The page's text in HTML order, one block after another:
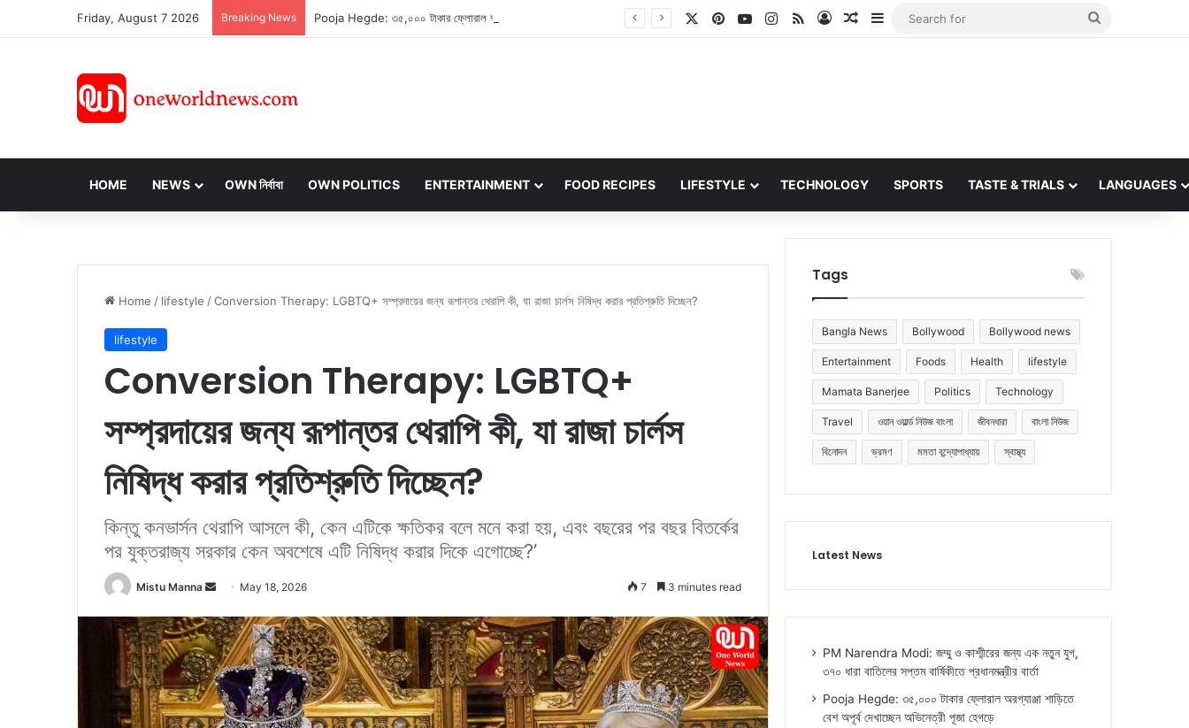
Friday, August 7 2026 Breaking News PinterestYouTubeInstagram
RSS Log InRandom Article
Sidebar
HOME NEWS OWN নির্বাবা OWN POLITICS ENTERTAINMENT FOOD RECIPES LIFESTYLE TECHNOLOGY SPORTS TASTE & TRIALS LANGUAGES
Home / lifestyle /Conversion Therapy: LGBTQ+ সম্প্রদায়ের জন্য রূপান্তর থেরাপি কী, যা রাজা চার্লস নিষিদ্ধ করার প্রতিশ্রুতি দিচ্ছেন?
lifestyle
Conversion Therapy: LGBTQ+
সম্প্রদায়ের জন্য রূপান্তর থেরাপি কী, যা রাজা চার্লস
নিষিদ্ধ করার প্রতিশ্রুতি দিচ্ছেন?
কিন্তু কনভার্সন থেরাপি আসলে কী, কেন এটিকে ক্ষতিকর বলে মনে করা হয়, এবং বছরের পর বছর বিতর্কের
পর যুক্তরাজ্য সরকার কেন অবশেষে এটি নিষিদ্ধ করার দিকে এগোচ্ছে?’
Mistu Manna
n
d
a
n
e
May 18, 2026 7 3 minutes read
Tags
Bangla News Bollywood Bollywood news
Entertainment Foods Health lifestyle
Mamata Banerjee Politics Technology
Travel ওয়ান ওয়ার্ল্ড নিউজ বাংলা জীবনধারা বাংলা নিউজ
বিনোদন ভ্রমণ মমতা বন্দ্যোপাধ্যায় স্বাস্থ্য
Latest News
PM Narendra Modi: জম্মু ও কাশ্মীরের জন্য এক নতুন যুগ,
৩৭০ ধারা বাতিলের সপ্তম বার্ষিকীতে প্রধানমন্ত্রীর বার্তা
Pooja Hegde: ৩৫,০০০ টাকার ফ্লোরাল অরগ্যাঞ্জা শাড়িতে
বেশ অপূর্ব দেখাচ্ছেন অভিনেত্রী পূজা হেগড়ে